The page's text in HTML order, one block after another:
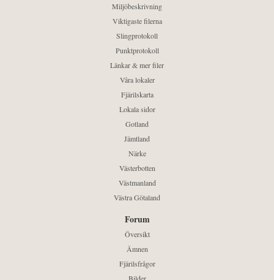
Miljöbeskrivning
Viktigaste filerna
Slingprotokoll
Punktprotokoll
Länkar & mer filer
Våra lokaler
Fjärilskarta
Lokala sidor
Gotland
Jämtland
Närke
Västerbotten
Västmanland
Västra Götaland
Forum
Översikt
Ämnen
Fjärilsfrågor